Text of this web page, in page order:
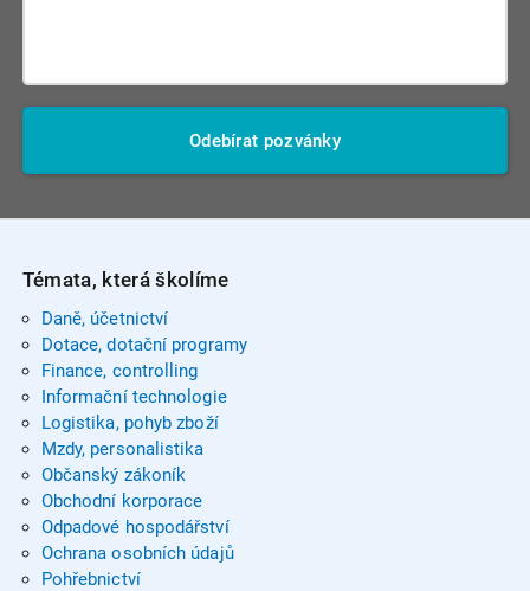
Odebírat pozvánky
Témata, která školíme
Daně, účetnictví
Dotace, dotační programy
Finance, controlling
Informační technologie
Logistika, pohyb zboží
Mzdy, personalistika
Občanský zákoník
Obchodní korporace
Odpadové hospodářství
Ochrana osobních údajů
Pohřebnictví